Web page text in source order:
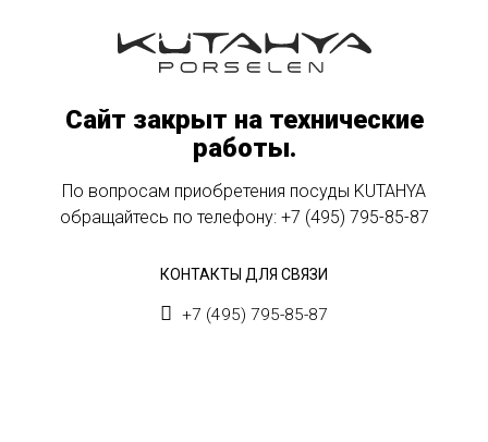
Сайт закрыт на технические
работы.
По вопросам приобретения посуды KUTAHYA
обращайтесь по телефону: +7 (495) 795-85-87
КОНТАКТЫ ДЛЯ СВЯЗИ
+7 (495) 795-85-87